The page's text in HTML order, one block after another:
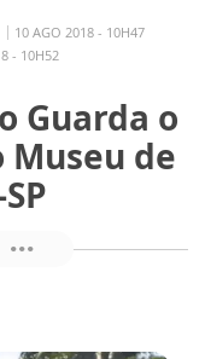
10 AGO 2018 - 10H47
- 10H52
Guarda o
Museu de